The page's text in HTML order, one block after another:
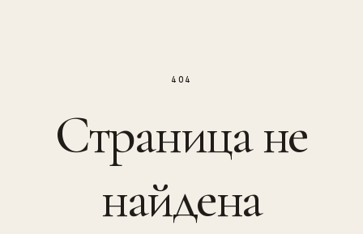
404
Страница не
найдена